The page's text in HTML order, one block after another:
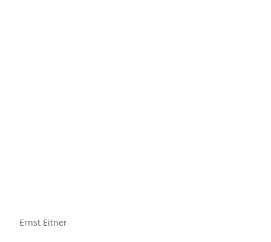
Ernst Eitner